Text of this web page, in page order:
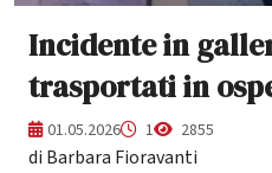
Incidente in
trasportati in
01.05.2026 1 2855
di Barbara Fioravanti